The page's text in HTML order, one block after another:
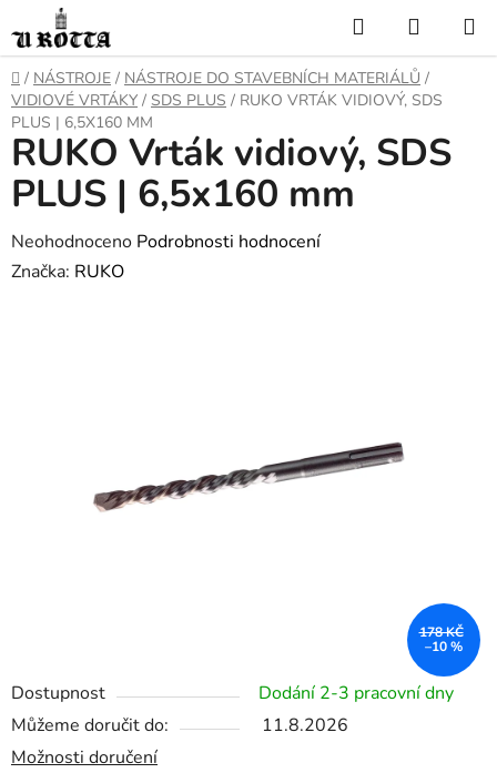
na
obsah
Hledat
KOŠÍK
DOMŮ
/ NÁSTROJE / NÁSTROJE DO STAVEBNÍCH MATERIÁLŮ /
VIDIOVÉ VRTÁKY / SDS PLUS / RUKO VRTÁK VIDIOVÝ, SDS
PLUS | 6,5X160 MM
Dostupnost
Dodání 2-3 pracovní dny
Můžeme doručit do:
11.8.2026
Možnosti doručení
RUKO Vrták vidiový, SDS
PLUS | 6,5x160 mm
Průměrné
hodnocení
Neohodnoceno Podrobnosti hodnocení
Značka: RUKO
178 KČ
–10 %